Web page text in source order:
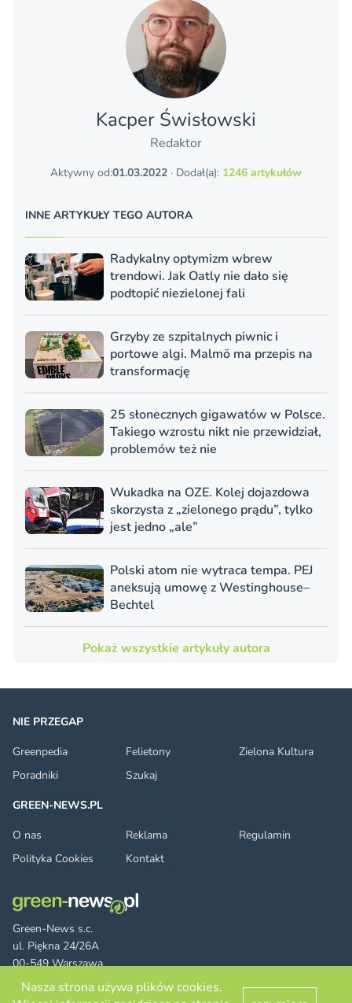
Kacper Świsło­wski
Redaktor
Aktywny od:01.03.2022 · Dodał(a): 1246 artykułów
INNE ARTYKUŁY TEGO AUTORA
Radykalny optymizm wbrew
trendowi. Jak Oatly nie dało się
podtopić niezielonej fali
Grzyby ze szpitalnych piwnic i
portowe algi. Malmö ma przepis na
transformację
25 słonecznych gigawatów w Polsce.
Takiego wzrostu nikt nie przewidział,
problemów też nie
Wukadka na OZE. Kolej dojazdowa
skorzysta z „zielonego prądu”, tylko
jest jedno „ale”
Polski atom nie wytraca tempa. PEJ
aneksują umowę z Westinghouse–
Bechtel
Pokaż wszystkie artykuły autora
Green-News s.c.
ul. Piękna 24/26A
00-549 Warszawa
NIE PRZEGAP
Greenpedia
Felietony
Zielona Kultura
Poradniki
Szukaj
GREEN-NEWS.PL
O nas
Reklama
Regulamin
Polityka Cookies
Kontakt
Nasza strona używa plików cookies.